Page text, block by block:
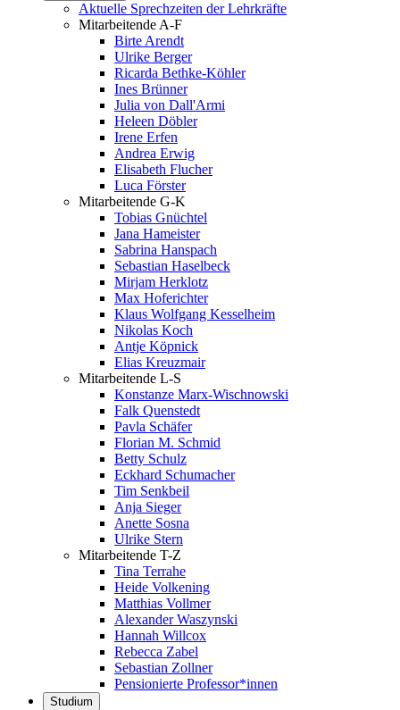
Aktuelle Sprechzeiten der Lehrkräfte
Mitarbeitende A-F
Birte Arendt
Ulrike Berger
Ricarda Bethke-Köhler
Ines Brünner
Julia von Dall'Armi
Heleen Döbler
Irene Erfen
Andrea Erwig
Elisabeth Flucher
Luca Förster
Mitarbeitende G-K
Tobias Gnüchtel
Jana Hameister
Sabrina Hanspach
Sebastian Haselbeck
Mirjam Herklotz
Max Hoferichter
Klaus Wolfgang Kesselheim
Nikolas Koch
Antje Köpnick
Elias Kreuzmair
Mitarbeitende L-S
Konstanze Marx-Wischnowski
Falk Quenstedt
Pavla Schäfer
Florian M. Schmid
Betty Schulz
Eckhard Schumacher
Tim Senkbeil
Anja Sieger
Anette Sosna
Ulrike Stern
Mitarbeitende T-Z
Tina Terrahe
Heide Volkening
Matthias Vollmer
Alexander Waszynski
Hannah Willcox
Rebecca Zabel
Sebastian Zollner
Pensionierte Professor*innen
Studium